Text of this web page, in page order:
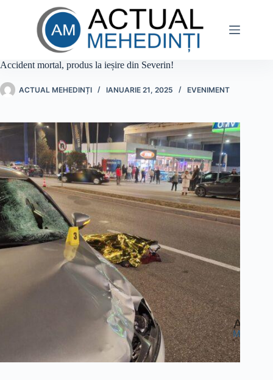
Accident mortal, produs la ieșire din Severin!
ACTUAL MEHEDINȚI IANUARIE 21, 2025 EVENIMENT